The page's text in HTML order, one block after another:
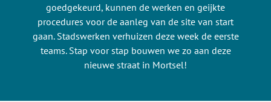
goedgekeurd, kunnen de werken en geijkte
procedures voor de aanleg van de site van start
gaan. Stadswerken verhuizen deze week de eerste
teams. Stap voor stap bouwen we zo aan deze
nieuwe straat in Mortsel!